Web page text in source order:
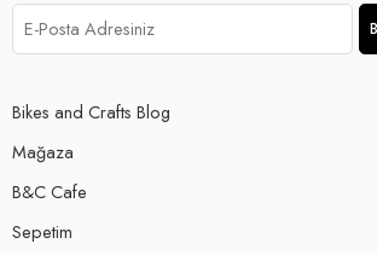
Bikes and Crafts Blog
Mağaza
B&C Cafe
Sepetim